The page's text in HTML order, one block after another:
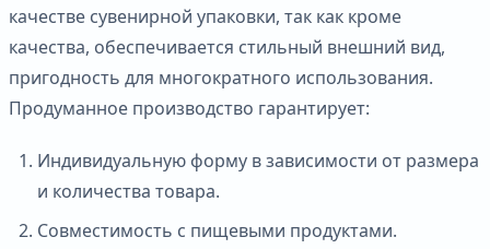
качестве сувенирной упаковки, так как кроме
качества, обеспечивается стильный внешний вид,
пригодность для многократного использования.
Продуманное производство гарантирует:
Индивидуальную форму в зависимости от размера
и количества товара.
Совместимость с пищевыми продуктами.